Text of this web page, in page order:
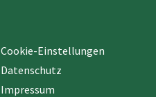
Cookie-Einstellungen
Datenschutz
Impressum